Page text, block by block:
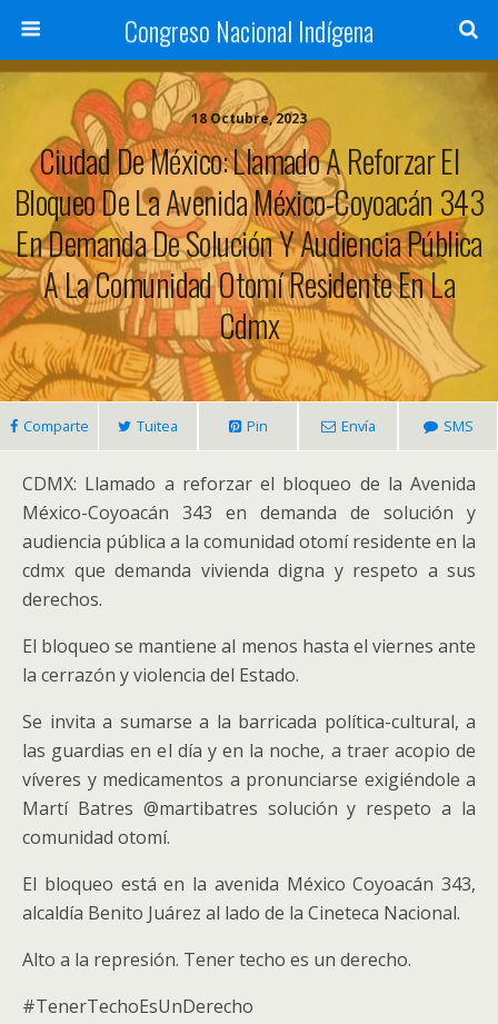
Congreso Nacional Indígena
18 Octubre, 2023
Ciudad De México: Llamado A Reforzar El
Bloqueo De La Avenida México-Coyoacán 343
En Demanda De Solución Y Audiencia Pública
A La Comunidad Otomí Residente En La
Cdmx
Comparte Tuitea Pin Envía SMS
CDMX: Llamado a reforzar el bloqueo de la Avenida
México-Coyoacán 343 en demanda de solución y
audiencia pública a la comunidad otomí residente en la
cdmx que demanda vivienda digna y respeto a sus
derechos.
El bloqueo se mantiene al menos hasta el viernes ante
la cerrazón y violencia del Estado.
Se invita a sumarse a la barricada política-cultural, a
las guardias en el día y en la noche, a traer acopio de
víveres y medicamentos a pronunciarse exigiéndole a
Martí Batres @martibatres solución y respeto a la
comunidad otomí.
El bloqueo está en la avenida México Coyoacán 343,
alcaldía Benito Juárez al lado de la Cineteca Nacional.
Alto a la represión. Tener techo es un derecho.
#TenerTechoEsUnDerecho